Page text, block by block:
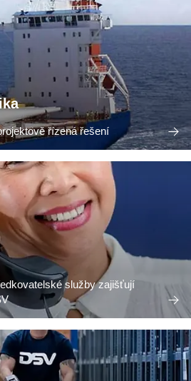
řízená řešení
služby zajišťují